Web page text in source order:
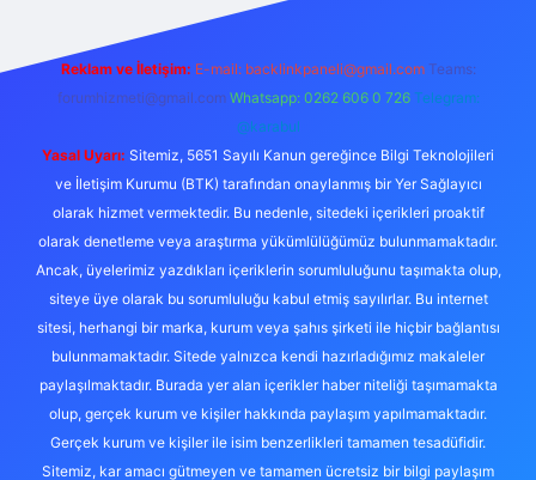
Reklam ve İletişim: E-mail: backlinkpaneli@gmail.com Teams:
forumhizmeti@gmail.com Whatsapp: 0262 606 0 726 Telegram:
@karabul
Yasal Uyarı: Sitemiz, 5651 Sayılı Kanun gereğince Bilgi Teknolojileri
ve İletişim Kurumu (BTK) tarafından onaylanmış bir Yer Sağlayıcı
olarak hizmet vermektedir. Bu nedenle, sitedeki içerikleri proaktif
olarak denetleme veya araştırma yükümlülüğümüz bulunmamaktadır.
Ancak, üyelerimiz yazdıkları içeriklerin sorumluluğunu taşımakta olup,
siteye üye olarak bu sorumluluğu kabul etmiş sayılırlar. Bu internet
sitesi, herhangi bir marka, kurum veya şahıs şirketi ile hiçbir bağlantısı
bulunmamaktadır. Sitede yalnızca kendi hazırladığımız makaleler
paylaşılmaktadır. Burada yer alan içerikler haber niteliği taşımamakta
olup, gerçek kurum ve kişiler hakkında paylaşım yapılmamaktadır.
Gerçek kurum ve kişiler ile isim benzerlikleri tamamen tesadüfidir.
Sitemiz, kar amacı gütmeyen ve tamamen ücretsiz bir bilgi paylaşım